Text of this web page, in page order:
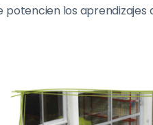
los aprendizajes